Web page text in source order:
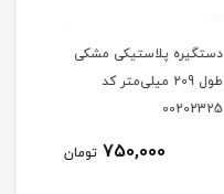
دستگیره پلاستیکی مشکی
طول 209 میلی‌متر کد
00202325
750,000 تومان